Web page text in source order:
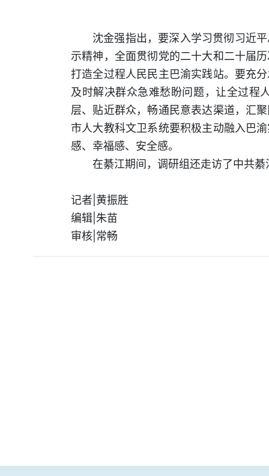
沈金强指出，要深入学习贯彻习近
示精神，全面贯彻党的二十大和二十届
打造全过程人民民主巴渝实践站。要充
及时解决群众急难愁盼问题，让全过程
层、贴近群众，畅通民意表达渠道，汇
市人大教科文卫系统要积极主动融入巴
感、幸福感、安全感。
在綦江期间，调研组还走访了中共
记者|黄振胜
编辑|朱苗
审核|常畅